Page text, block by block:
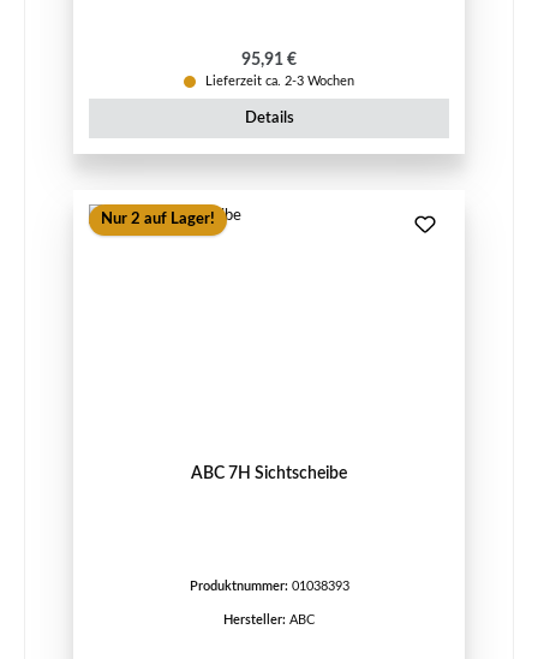
Regulärer Preis:
95,91 €
Lieferzeit ca. 2-3 Wochen
Details
Nur 2 auf Lager!
ABC 7H Sichtscheibe
Produktnummer: 01038393
Hersteller: ABC